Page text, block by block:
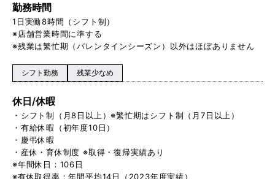
勤務時間
1日実働8時間（シフト制）
※店舗営業時間に準する
※残業は繁忙期（バレンタインシーズン）以外はほぼありません
シフト勤務 残業少なめ
休日/休暇
・シフト制（月8日以上）※繁忙期はシフト制（月7日以上）
・有給休暇（初年度10日）
・慶弔休暇
・産休・育休制度 ※取得・復帰実績あり
※年間休日：106日
※有休取得率：年間平均14日（2023年度実績）